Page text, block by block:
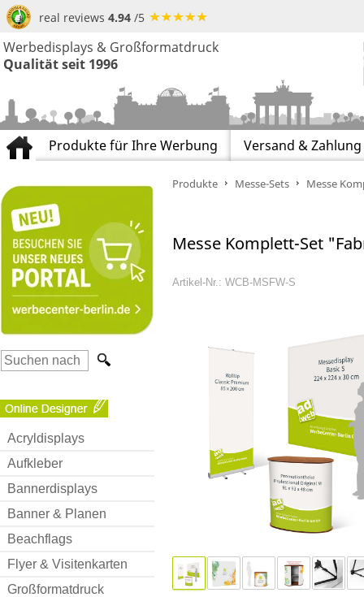
real reviews 4.94 /5
Werbedisplays & Großformatdruck
Qualität seit 1996
Produkte für Ihre Werbung Versand & Zahlung
Acryldisplays
Aufkleber
Bannerdisplays
Banner & Planen
Beachflags
Flyer & Visitenkarten
Großformatdruck
Produkte Messe-Sets Messe
Messe Komplett-Set
Artikel-Nr.: WCB-MSFW-S